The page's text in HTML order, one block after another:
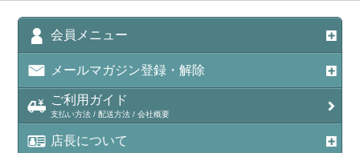
会員メニュー
メールマガジン登録・解除
ご利用ガイド
支払い方法 / 配送方法 / 会社概要
店長について